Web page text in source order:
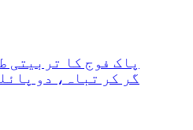
پاک فوج کا تربیتی
گر کر تباہ، دو